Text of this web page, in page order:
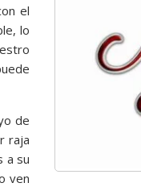
el
lo
de
raja
a su
ven